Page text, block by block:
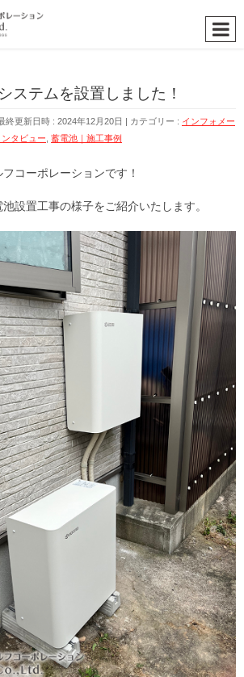
ステムを設置しました！
終更新日時 : 2024年12月20日 カテゴリー : インフォメー
タビュー 蓄電池｜施工事例
コーポレーションです！
設置工事の様子をご紹介いたします。